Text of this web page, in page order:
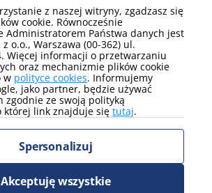
miejsca
do Newsletterai bądź
Cała Polska pełna
czeka na Ciebie!
z naszej witryny, zgadzasz się
cookie. Równocześnie
Administratorem Państwa danych jest
o.o., Warszawa (00-362) ul.
Więcej informacji o przetwarzaniu
oraz mechanizmie plików cookie
w polityce cookies. Informujemy
jako partner, będzie używać
zgodnie ze swoją polityką
której link znajduje się tutaj.
Spersonalizuj
Akceptuję wszystkie